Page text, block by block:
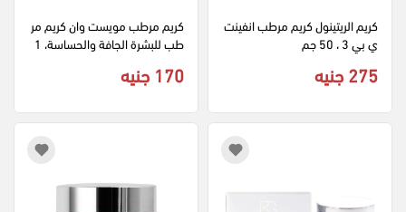
كريم الريتينول كريم مرطب انفينت
ي بي 3 ، 50 جم
275 جنيه
كريم مرطب مويست وان كريم مر
طب للبشرة الجافة والحساسة، 1
170 جنيه